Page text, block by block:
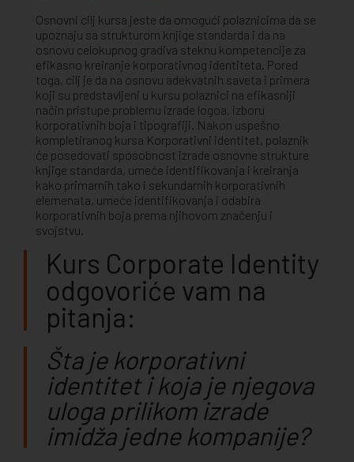
Osnovni cilj kursa jeste da omogući polaznicima da se
upoznaju sa strukturom knjige standarda i da na
osnovu celokupnog gradiva steknu kompetencije za
efikasno kreiranje korporativnog identiteta. Pored
toga, cilj je da na osnovu adekvatnih saveta i primera
koji su predstavljeni u kursu polaznici na efikasniji
način pristupe problemu izrade logoa, izboru
korporativnih boja i tipografiji. Nakon uspešno
kompletiranog kursa Korporativni identitet, polaznik
će posedovati sposobnost izrade osnovne strukture
knjige standarda, umeće identifikovanja i kreiranja
kako primarnih tako i sekundarnih korporativnih
elemenata, umeće identifikovanja i odabira
korporativnih boja prema njihovom značenju i
svojstvu.
Kurs Corporate Identity
odgovoriće vam na
pitanja:
Šta je korporativni
identitet i koja je njegova
uloga prilikom izrade
imidža jedne kompanije?